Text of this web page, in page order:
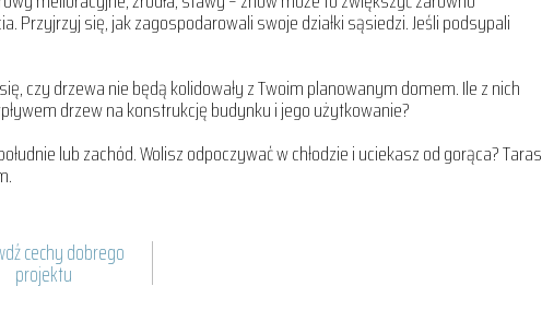
Przyjrzyj się, jak zagospodarowali swoje działki sąsiedzi. Jeśli podsypali
czy drzewa nie będą kolidowały z Twoim planowanym domem. Ile z nich
drzew na konstrukcję budynku i jego użytkowanie?
lub zachód. Wolisz odpoczywać w chłodzie i uciekasz od gorąca? Taras
cechy dobrego
projektu